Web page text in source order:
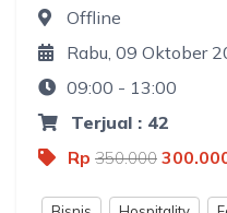
Offline
Rabu, 09 Oktober
09:00 - 13:00
Terjual : 42
Rp 350.000